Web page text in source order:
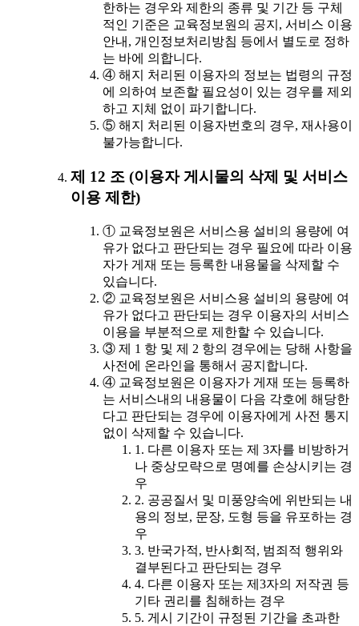
한하는 경우와 제한의 종류 및 기간 등 구체
적인 기준은 교육정보원의 공지, 서비스 이용
안내, 개인정보처리방침 등에서 별도로 정하
는 바에 의합니다.
④ 해지 처리된 이용자의 정보는 법령의 규정
에 의하여 보존할 필요성이 있는 경우를 제외
하고 지체 없이 파기합니다.
⑤ 해지 처리된 이용자번호의 경우, 재사용이
불가능합니다.
제 12 조 (이용자 게시물의 삭제 및 서비스
이용 제한)
① 교육정보원은 서비스용 설비의 용량에 여
유가 없다고 판단되는 경우 필요에 따라 이용
자가 게재 또는 등록한 내용물을 삭제할 수
있습니다.
② 교육정보원은 서비스용 설비의 용량에 여
유가 없다고 판단되는 경우 이용자의 서비스
이용을 부분적으로 제한할 수 있습니다.
③ 제 1 항 및 제 2 항의 경우에는 당해 사항을
사전에 온라인을 통해서 공지합니다.
④ 교육정보원은 이용자가 게재 또는 등록하
는 서비스내의 내용물이 다음 각호에 해당한
다고 판단되는 경우에 이용자에게 사전 통지
없이 삭제할 수 있습니다.
1. 다른 이용자 또는 제 3자를 비방하거
나 중상모략으로 명예를 손상시키는 경
우
2. 공공질서 및 미풍양속에 위반되는 내
용의 정보, 문장, 도형 등을 유포하는 경
우
3. 반국가적, 반사회적, 범죄적 행위와
결부된다고 판단되는 경우
4. 다른 이용자 또는 제3자의 저작권 등
기타 권리를 침해하는 경우
5. 게시 기간이 규정된 기간을 초과한